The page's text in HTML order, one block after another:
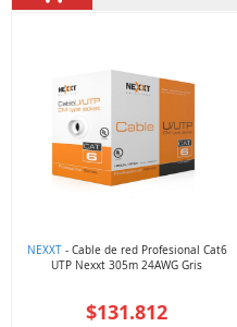
NEXXT- Cable de red Profesional Cat6
UTP Nexxt 305m 24AWG Gris
$131.812